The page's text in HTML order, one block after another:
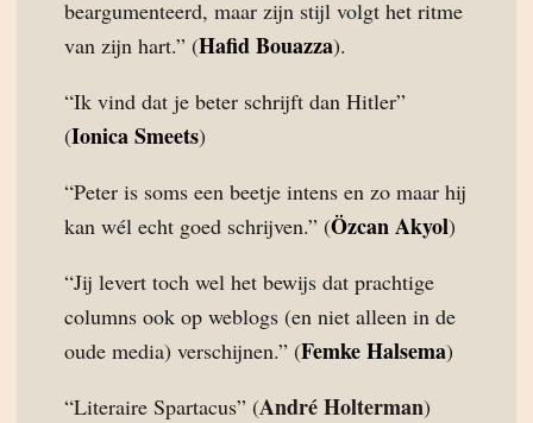
beargumenteerd, maar zijn stijl volgt het ritme
van zijn hart.” (Hafid Bouazza).
“Ik vind dat je beter schrijft dan Hitler”
(Ionica Smeets)
“Peter is soms een beetje intens en zo maar hij
kan wél echt goed schrijven.” (Özcan Akyol)
“Jij levert toch wel het bewijs dat prachtige
columns ook op weblogs (en niet alleen in de
oude media) verschijnen.” (Femke Halsema)
“Literaire Spartacus” (André Holterman)